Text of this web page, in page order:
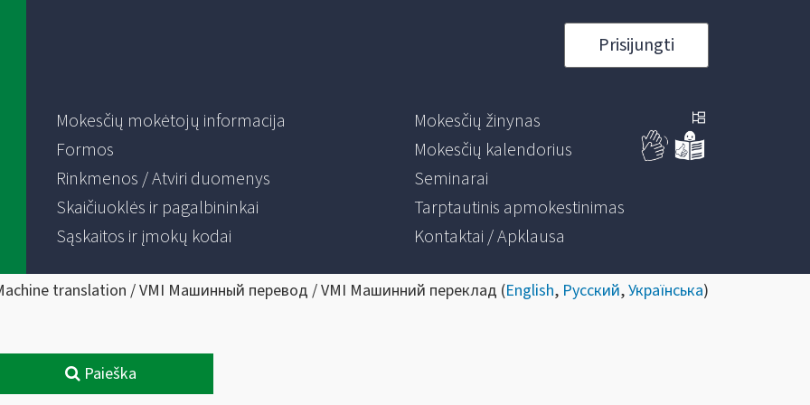
Prisijungti
Mokesčių mokėtojų informacija
Formos
Rinkmenos / Atviri duomenys
Skaičiuoklės ir pagalbininkai
Sąskaitos ir įmokų kodai
Mokesčių žinynas
Mokesčių kalendorius
Seminarai
Tarptautinis apmokestinimas
Kontaktai / Apklausa
translation / VMI Машинный перевод / VMI Машинний переклад (English, Русский,Українська)
Paieška